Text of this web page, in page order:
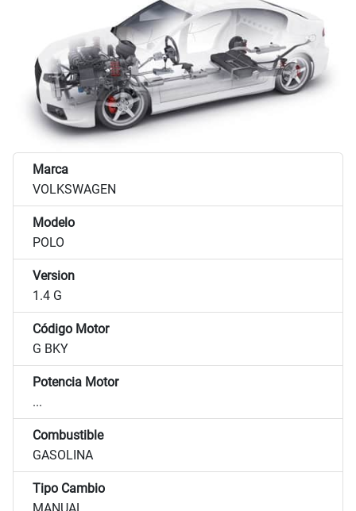
Marca
VOLKSWAGEN
Modelo
POLO
Version
1.4 G
Código Motor
G BKY
Potencia Motor
...
Combustible
GASOLINA
Tipo Cambio